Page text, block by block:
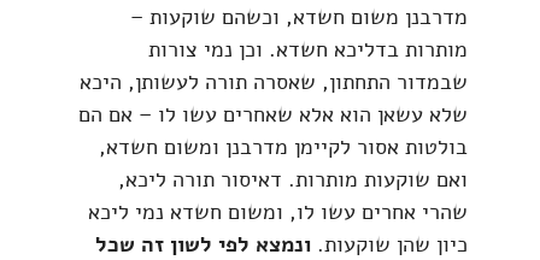
מדרבנן משום חשדא, וכשהם שוקעות –
מותרות בדליכא חשדא. וכן נמי צורות
שבמדור התחתון, שאסרה תורה לעשותן, היכא
שלא עשאן הוא אלא שאחרים עשו לו – אם הם
בולטות אסור לקיימן מדרבנן ומשום חשדא,
ואם שוקעות מותרות. דאיסור תורה ליכא,
שהרי אחרים עשו לו, ומשום חשדא נמי ליכא
כיון שהן שוקעות. ונמצא לפי לשון זה שכל